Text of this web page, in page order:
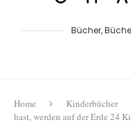
Bücher,
Home Kinderbücher
hast, werden auf der Erde 24